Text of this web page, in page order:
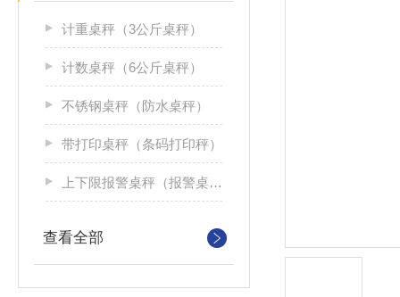
计重桌秤（3公斤桌秤）
计数桌秤（6公斤桌秤）
不锈钢桌秤（防水桌秤）
带打印桌秤（条码打印秤）
上下限报警桌秤（报警桌面秤）
查看全部